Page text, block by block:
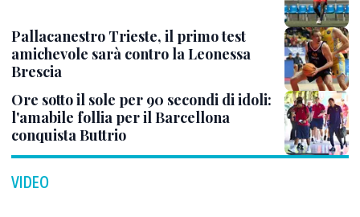
Pallacanestro Trieste, il primo test
amichevole sarà contro la Leonessa
Brescia
Ore sotto il sole per 90 secondi di idoli:
l'amabile follia per il Barcellona
conquista Buttrio
VIDEO